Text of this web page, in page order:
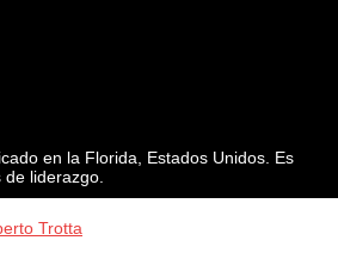
en la Florida, Estados Unidos. Es
liderazgo.
Trotta